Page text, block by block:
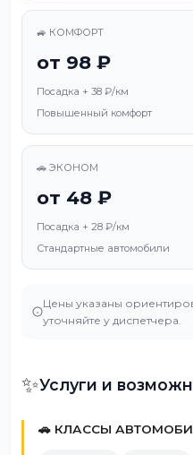
🚙 КОМФОРТ
от 98 ₽
Посадка + 38 ₽/км
Повышенный комфорт
🚗 ЭКОНОМ
от 48 ₽
Посадка + 28 ₽/км
Стандартные автомобили
Цены указаны
уточняйте у диспетчера.
✨Услуги и
🚗 КЛАССЫ